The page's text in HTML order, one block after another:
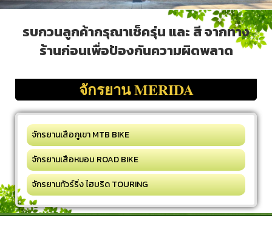
รบกวนลูกค้ากรุณาเช็ครุ่น และ สี จากทาง
ร้านก่อนเพื่อป้องกันความผิดพลาด
จักรยาน MERIDA
จักรยานเสือภูเขา MTB BIKE
จักรยานเสือหมอบ ROAD BIKE
จักรยานทัวร์ริ่ง ไฮบริด TOURING